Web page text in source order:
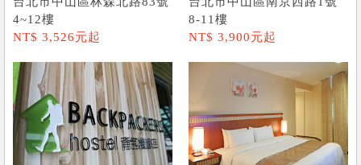
4~12樓
NT$ 3,526元起
8-11樓
NT$ 3,900元起